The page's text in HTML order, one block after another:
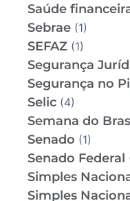
Saúde
Sebrae (1)
SEFAZ (1)
Segurança
Segurança no
Selic (4)
Semana do
Senado (1)
Senado Federal
Simples
Simples